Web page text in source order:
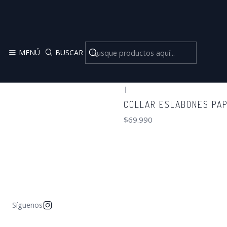
MENÚ BUSCAR
|
COLLAR ESLABONES
$69.990
Síguenos